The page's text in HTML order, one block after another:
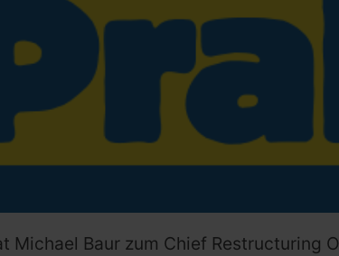
Michael Baur zum Chief